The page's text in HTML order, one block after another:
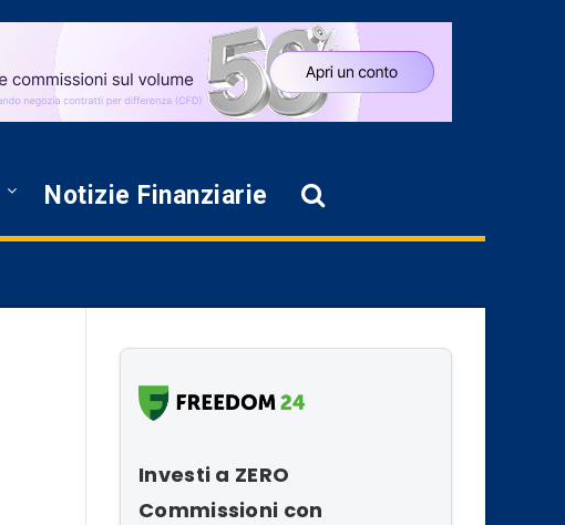
Notizie Finanziarie
Investi a ZERO
Commissioni con